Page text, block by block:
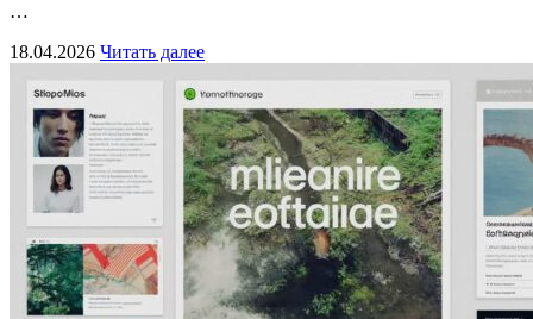
…
18.04.2026 Читать далее